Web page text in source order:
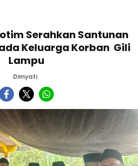
Serahkan Santunan
Keluarga Korban Gili
Lampu
Dimyati